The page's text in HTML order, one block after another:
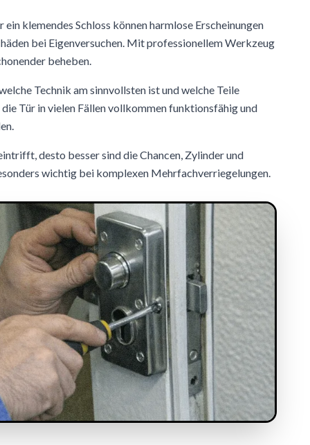
klemendes Schloss können harmlose Erscheinungen
bei Eigenversuchen. Mit professionellem Werkzeug
beheben.
Technik am sinnvollsten ist und welche Teile
Tür in vielen Fällen vollkommen funktionsfähig und
desto besser sind die Chancen, Zylinder und
wichtig bei komplexen Mehrfachverriegelungen.